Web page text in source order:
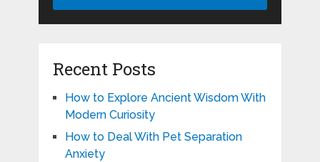
Recent Posts
How to Explore Ancient Wisdom With
Modern Curiosity
How to Deal With Pet Separation
Anxiety